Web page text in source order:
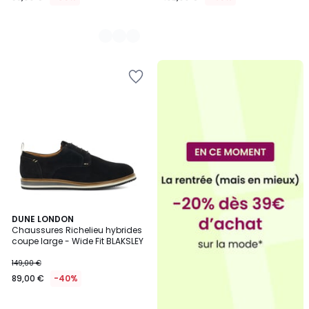
DUNE LONDON
Chaussures Richelieu hybrides
coupe large - Wide Fit BLAKSLEY
149,00 €
89,00 € -40%
2
Couleurs